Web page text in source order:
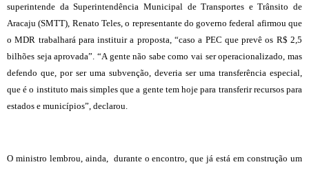
superintende da Superintendência Municipal de Transportes e Trânsito de
Aracaju (SMTT), Renato Teles, o representante do governo federal afirmou que
o MDR trabalhará para instituir a proposta, “caso a PEC que prevê os R$ 2,5
bilhões seja aprovada”. “A gente não sabe como vai ser operacionalizado, mas
defendo que, por ser uma subvenção, deveria ser uma transferência especial,
que é o instituto mais simples que a gente tem hoje para transferir recursos para
estados e municípios”, declarou.
O ministro lembrou, ainda, durante o encontro, que já está em construção um